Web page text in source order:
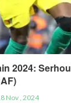
2024:
Nov , 2024